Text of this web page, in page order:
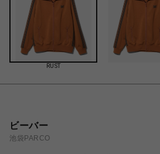
RUST
ビーバー
池袋PARCO